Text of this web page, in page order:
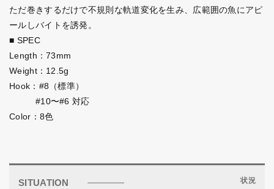
ただ巻きするだけで不規則な軌道変化を生み、広範囲の魚にアピ
ールしバイトを誘発。
■ SPEC
Length：73mm
Weight：12.5g
Hook：#8（標準）
#10〜#6 対応
Color：8色
SITUATION 状況